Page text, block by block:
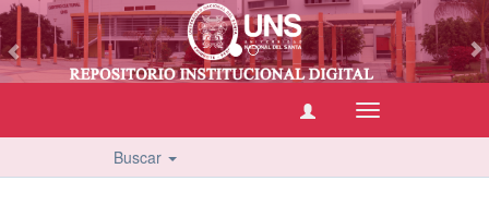
Cambiar
navegación
Buscar